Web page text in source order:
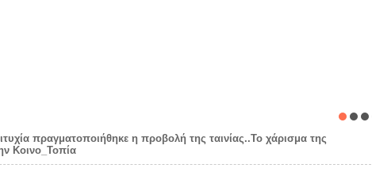
πραγματοποιήθηκε η προβολή της ταινίας..Το χάρισμα της
Κοινο_Τοπία